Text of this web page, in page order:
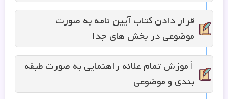
قرار دادن كتاب آيين نامه به صورت
موضوعى در بخش هاى جدا
ٱموزش تمام علائه راهنمايى به صورت طبقه
بندى و موضوعى